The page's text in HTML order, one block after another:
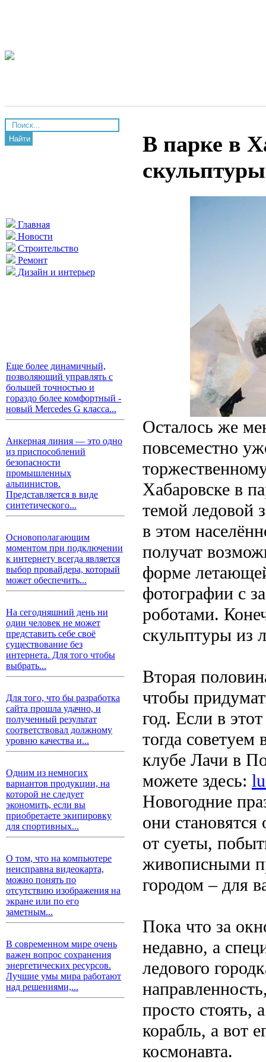
Найти
Главная
Новости
Строительство
Ремонт
Дизайн и интерьер
Еще более динамичный,
позволяющий управлять с
большей точностью и
гораздо более комфортный -
новый Mercedes G класса...
Анкерная линия — это одно
из приспособлений
безопасности
промышленных
альпинистов.
Представляется в виде
синтетического...
Основополагающим
моментом при подключении
к интернету всегда является
выбор провайдера, который
может обеспечить...
На сегодняшний день ни
один человек не может
представить себе своё
существование без
интернета. Для того чтобы
выбрать...
Для того, что бы разработка
сайта прошла удачно, и
полученный результат
соответствовал должному
уровню качества и...
Одним из немногих
вариантов продукции, на
которой не следует
экономить, если вы
приобретаете экипировку
для спортивных...
О том, что на компьютере
неисправна видеокарта,
можно понять по
отсутствию изображения на
экране или по его
заметным...
В современном мире очень
важен вопрос сохранения
энергетических ресурсов.
Лучшие умы мира работают
над решениями,...
В парке в
Осталось же
повсеместно
Хабаровске в
темой ледовой
в этом
получат
форме
фотографии с
роботами.
скульптуры из
Вторая
чтобы
год. Если в
тогда советуем
клубе Лачи в
можете здесь:
Новогодние
они
от суеты,
живописными
городом – для
Пока что за
недавно, а
ледового
просто стоять,
корабль, а вот
космонавта.